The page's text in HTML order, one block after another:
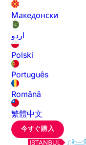
Македонски
اردو
Polski
Português
Română
繁體中文
今すぐ購入